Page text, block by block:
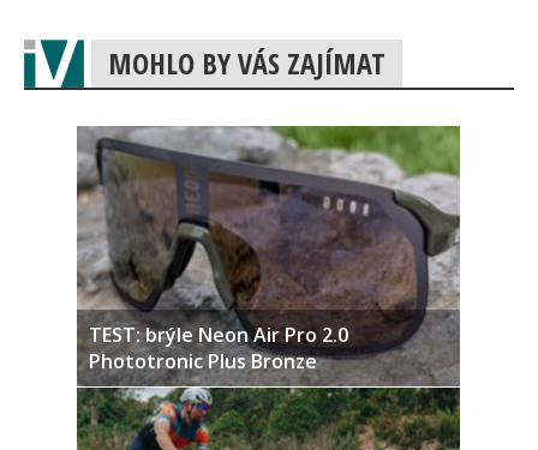
MOHLO BY VÁS ZAJÍMAT
TEST: brýle Neon Air Pro 2.0
Phototronic Plus Bronze